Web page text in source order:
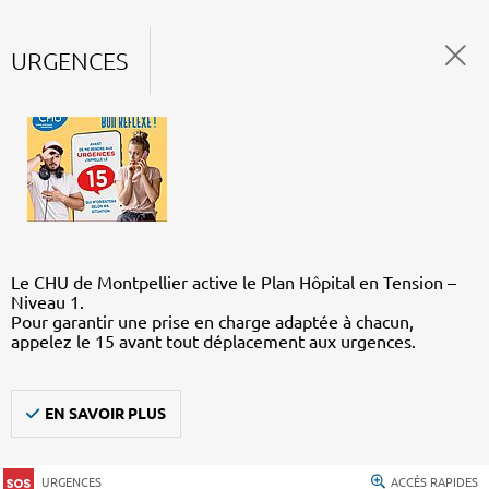
URGENCES
Le CHU de Montpellier active le Plan Hôpital en Tension –
Niveau 1.
Pour garantir une prise en charge adaptée à chacun,
appelez le 15 avant tout déplacement aux urgences.
EN SAVOIR PLUS
URGENCES ACCÈS RAPIDES